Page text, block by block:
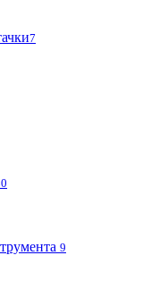
7
0
9